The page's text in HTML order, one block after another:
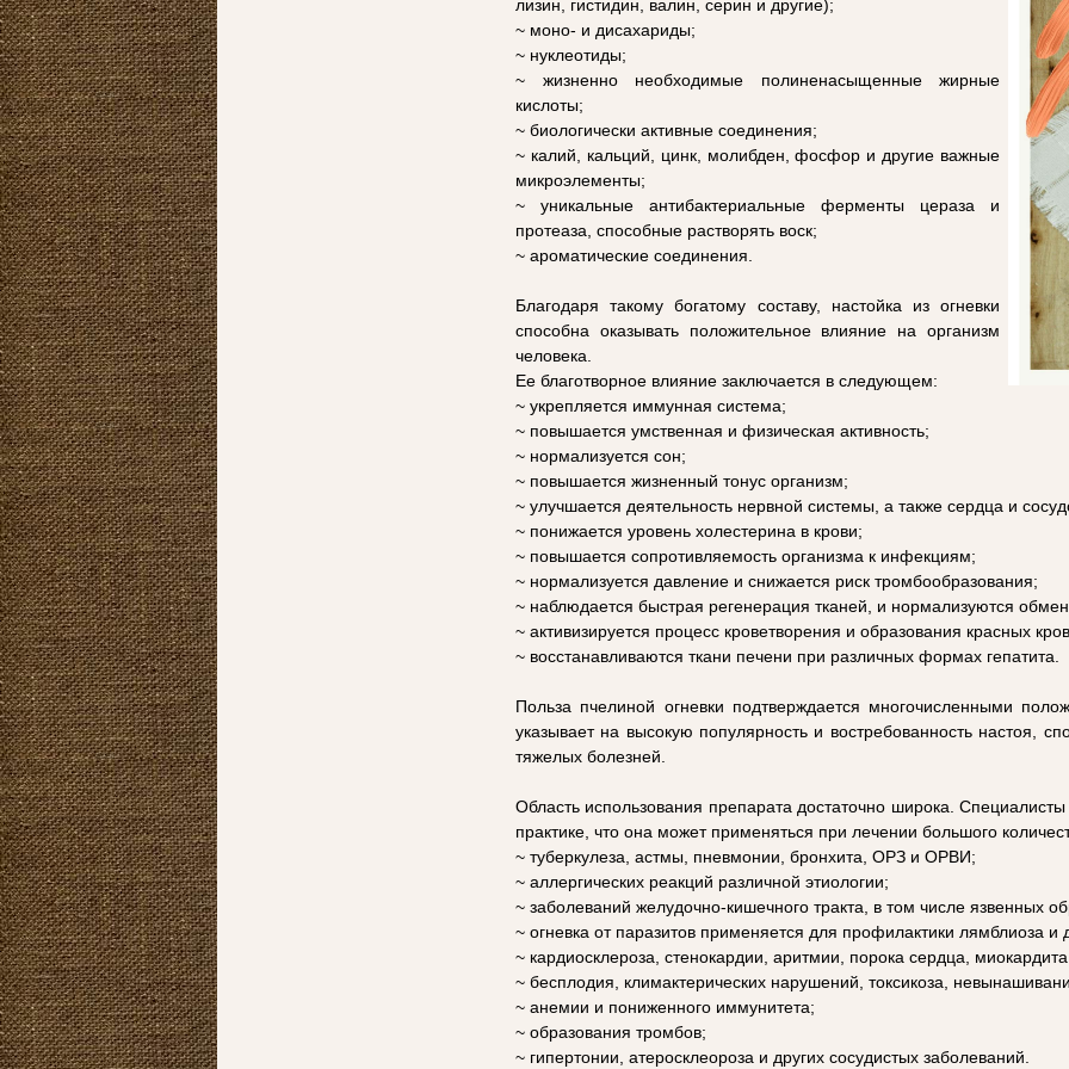
лизин, гистидин, валин, серин и другие);
~ моно- и дисахариды;
~ нуклеотиды;
~ жизненно необходимые полиненасыщенные жирные
кислоты;
~ биологически активные соединения;
~ калий, кальций, цинк, молибден, фосфор и другие важные
микроэлементы;
~ уникальные антибактериальные ферменты цераза и
протеаза, способные растворять воск;
~ ароматические соединения.
Благодаря такому богатому составу, настойка из огневки
способна оказывать положительное влияние на организм
человека.
Ее благотворное влияние заключается в следующем:
~ укрепляется иммунная система;
~ повышается умственная и физическая активность;
~ нормализуется сон;
~ повышается жизненный тонус организм;
~ улучшается деятельность нервной системы, а также сердца и
~ понижается уровень холестерина в крови;
~ повышается сопротивляемость организма к инфекциям;
~ нормализуется давление и снижается риск тромбообразования;
~ наблюдается быстрая регенерация тканей, и нормализуются
~ активизируется процесс кроветворения и образования красных
~ восстанавливаются ткани печени при различных формах гепатита.
Польза пчелиной огневки подтверждается многочисленными
указывает на высокую популярность и востребованность настоя,
тяжелых болезней.
Область использования препарата достаточно широка.
практике, что она может применяться при лечении большого
~ туберкулеза, астмы, пневмонии, бронхита, ОРЗ и ОРВИ;
~ аллергических реакций различной этиологии;
~ заболеваний желудочно-кишечного тракта, в том числе язвенных
~ огневка от паразитов применяется для профилактики лямблиоза и
~ кардиосклероза, стенокардии, аритмии, порока сердца,
~ бесплодия, климактерических нарушений, токсикоза,
~ анемии и пониженного иммунитета;
~ образования тромбов;
~ гипертонии, атеросклеороза и других сосудистых заболеваний.